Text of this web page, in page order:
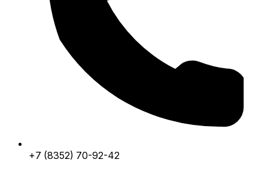
+7 (8352) 70-92-42